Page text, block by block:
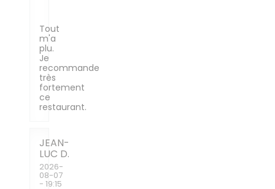
Tout
m'a
plu.
Je
recommande
très
fortement
ce
restaurant.
JEAN-
LUC D
2026-
08-07
- 19:15